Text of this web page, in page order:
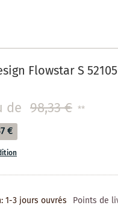
Flowstar S
de 98,33 € **
€
1-3 jours ouvrés Points de